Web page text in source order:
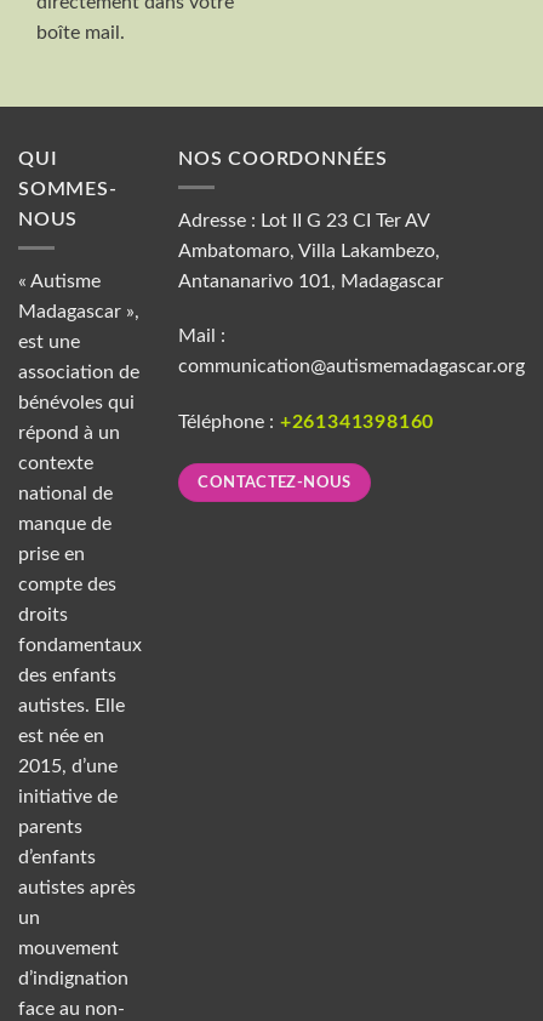
boîte mail.
QUI
SOMMES-
NOUS
« Autisme
Madagascar »,
est une
association de
bénévoles qui
répond à un
contexte
national de
manque de
prise en
compte des
droits
fondamentaux
des enfants
autistes. Elle
est née en
2015, d’une
initiative de
parents
d’enfants
autistes après
un
mouvement
d’indignation
face au non-
NOS COORDONNÉES
Adresse : Lot II G 23 CI Ter AV
Ambatomaro, Villa Lakambezo,
Antananarivo 101, Madagascar
Mail :
communication@autismemadagascar.org
Téléphone : +261341398160
CONTACTEZ-NOUS